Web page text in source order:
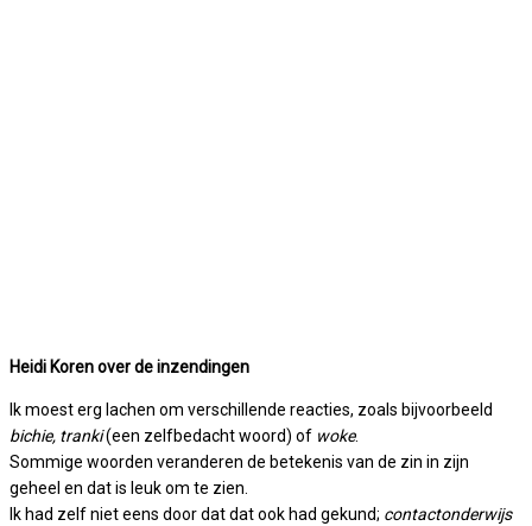
Heidi Koren over de inzendingen
Ik moest erg lachen om verschillende reacties, zoals bijvoorbeeld
bichie, tranki(een zelfbedacht woord) of woke.
Sommige woorden veranderen de betekenis van de zin in zijn
geheel en dat is leuk om te zien.
Ik had zelf niet eens door dat dat ook had gekund; contactonderwijs